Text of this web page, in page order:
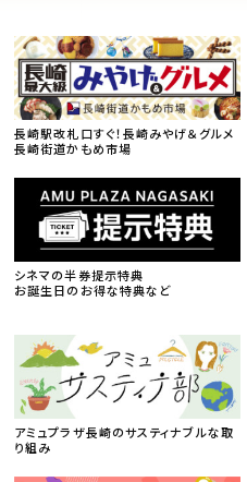
長崎駅改札口すぐ！長崎みやげ＆グルメ
長崎街道かもめ市場
シネマの半券提示特典
お誕生日のお得な特典など
アミュプラザ長崎のサスティナブルな取
り組み